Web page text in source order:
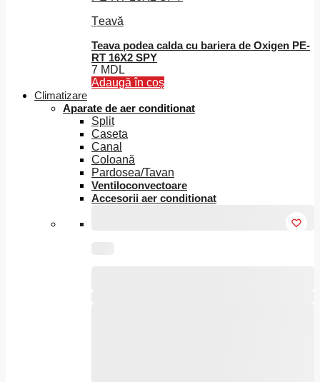
mai
variații.
Opțiunile
pot
fi
în
pagina
produsului.
Țeavă
Teava podea calda cu bariera de Oxigen PE-
RT 16X2 SPY
7 MDL
Adaugă în coș
Climatizare
Aparate de aer conditionat
Split
Caseta
Canal
Coloană
Pardosea/Tavan
Ventiloconvectoare
Accesorii aer conditionat